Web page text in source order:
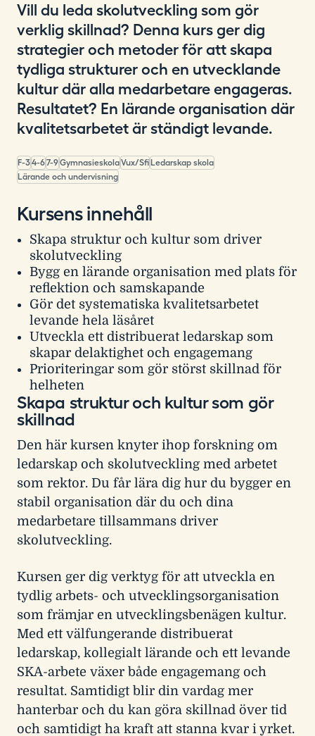
Vill du leda skolutveckling som gör
verklig skillnad? Denna kurs ger dig
strategier och metoder för att skapa
tydliga strukturer och en utvecklande
kultur där alla medarbetare engageras.
Resultatet? En lärande organisation där
kvalitetsarbetet är ständigt levande.
F-34-67-9GymnasieskolaVux/Sfi Ledarskap skola
Lärande och undervisning
Kursens innehåll
Skapa struktur och kultur som driver
skolutveckling
Bygg en lärande organisation med plats för
reflektion och samskapande
Gör det systematiska kvalitetsarbetet
levande hela läsåret
Utveckla ett distribuerat ledarskap som
skapar delaktighet och engagemang
Prioriteringar som gör störst skillnad för
helheten
Skapa struktur och kultur som gör
skillnad
Den här kursen knyter ihop forskning om
ledarskap och skolutveckling med arbetet
som rektor. Du får lära dig hur du bygger en
stabil organisation där du och dina
medarbetare tillsammans driver
skolutveckling.
Kursen ger dig verktyg för att utveckla en
tydlig arbets- och utvecklingsorganisation
som främjar en utvecklingsbenägen kultur.
Med ett välfungerande distribuerat
ledarskap, kollegialt lärande och ett levande
SKA-arbete växer både engagemang och
resultat. Samtidigt blir din vardag mer
hanterbar och du kan göra skillnad över tid
och samtidigt ha kraft att stanna kvar i yrket.